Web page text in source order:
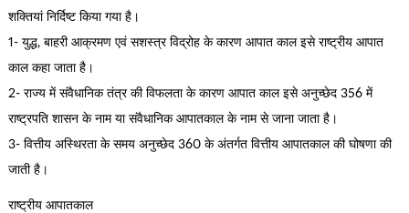
शक्तियां निर्दिष्ट किया गया है।
1- युद्ध, बाहरी आक्रमण एवं सशस्त्र विद्रोह के कारण आपात काल इसे राष्ट्रीय आपात
काल कहा जाता है।
2- राज्य में संवैधानिक तंत्र की विफलता के कारण आपात काल इसे अनुच्छेद 356 में
राष्ट्रपति शासन के नाम या संवैधानिक आपातकाल के नाम से जाना जाता है।
3- वित्तीय अस्थिरता के समय अनुच्छेद 360 के अंतर्गत वित्तीय आपातकाल की घोषणा की
जाती है।
राष्ट्रीय आपातकाल